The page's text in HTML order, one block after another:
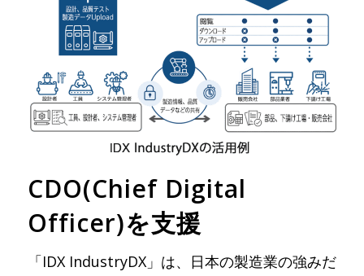
CDO(Chief Digital
Officer)を支援
「IDX IndustryDX」は、日本の製造業の強みだ